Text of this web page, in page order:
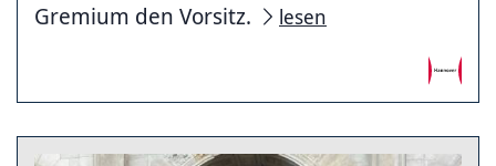
Gremium den Vorsitz.
lesen